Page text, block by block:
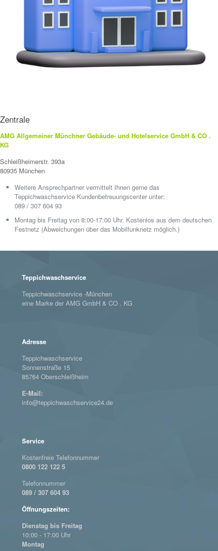
Zentrale
AMG Allgemeiner Münchner Gebäude- und Hotelservice GmbH & CO .
KG
Schleißheimerstr. 393a
80935 München
Weitere Ansprechpartner vermittelt Ihnen gerne das
Teppichwaschservice Kundenbetreuungscenter unter:
089 / 307 604 93
Montag bis Freitag von 8:00-17:00 Uhr. Kostenlos aus dem deutschen
Festnetz (Abweichungen über das Mobilfunknetz möglich.)
Teppichwaschservice
Teppichwaschservice -München
eine Marke der AMG GmbH & CO . KG
Adresse
Teppichwaschservice
Sonnenstraße 15
85764 Oberschleißheim
E-Mail:
info@teppichwaschservice24.de
Service
Kostenfreie Telefonnummer
0800 122 122 5
Telefonnummer
089 / 307 604 93
Öffnungszeiten:
Dienstag bis Freitag
10:00 - 17:00 Uhr
Montag